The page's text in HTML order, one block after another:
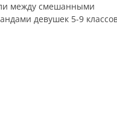
между смешанными
девушек 5-9